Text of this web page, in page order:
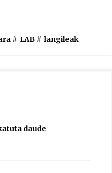
edo
# LAB # langileak
daude